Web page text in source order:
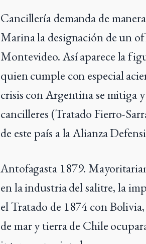
Cancillería demanda de
Marina la designación de un
Montevideo. Así aparece la
quien cumple con especial
crisis con Argentina se mitiga
cancilleres (Tratado Fierro-
de este país a la Alianza
Antofagasta 1879.
en la industria del salitre, la
el Tratado de 1874 con
de mar y tierra de Chile